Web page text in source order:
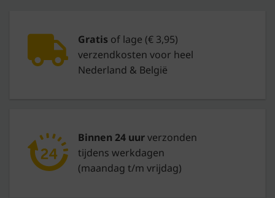
Gratis of lage (€ 3,95)
verzendkosten voor heel
Nederland & België
Binnen 24 uurverzonden
tijdens werkdagen
(maandag t/m vrijdag)